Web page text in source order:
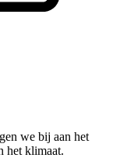
we bij aan het
het klimaat.